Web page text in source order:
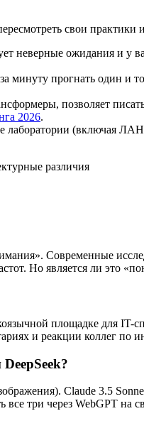
свои
неверные ожидания и у
минуту прогнать один и
позволяет
2026.
лаборатории (включая
различия
Современные
Но является ли это
площадке для IT-
и реакции коллег по
Claude 3.5
три через WebGPT на